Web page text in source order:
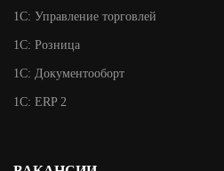
1С: Управление торговлей
1С: Розница
1С: Документооборт
1С: ERP 2